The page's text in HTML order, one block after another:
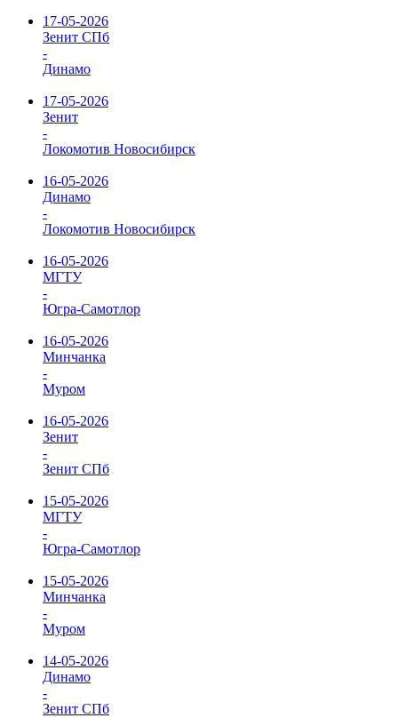
17-05-2026
Зенит СПб
-
Динамо
17-05-2026
Зенит
-
Локомотив Новосибирск
16-05-2026
Динамо
-
Локомотив Новосибирск
16-05-2026
МГТУ
-
Югра-Самотлор
16-05-2026
Минчанка
-
Муром
16-05-2026
Зенит
-
Зенит СПб
15-05-2026
МГТУ
-
Югра-Самотлор
15-05-2026
Минчанка
-
Муром
14-05-2026
Динамо
-
Зенит СПб